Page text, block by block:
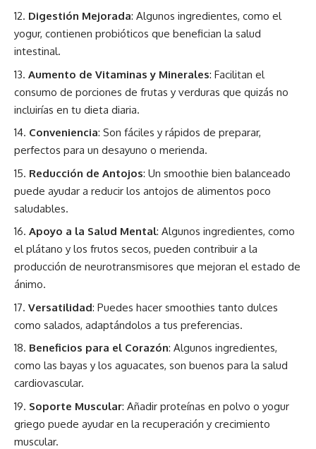
Digestión Mejorada: Algunos ingredientes, como el
yogur, contienen probióticos que benefician la salud
intestinal.
Aumento de Vitaminas y Minerales: Facilitan el
consumo de porciones de frutas y verduras que quizás no
incluirías en tu dieta diaria.
Conveniencia: Son fáciles y rápidos de preparar,
perfectos para un desayuno o merienda.
Reducción de Antojos: Un smoothie bien balanceado
puede ayudar a reducir los antojos de alimentos poco
saludables.
Apoyo a la Salud Mental: Algunos ingredientes, como
el plátano y los frutos secos, pueden contribuir a la
producción de neurotransmisores que mejoran el estado de
ánimo.
Versatilidad: Puedes hacer smoothies tanto dulces
como salados, adaptándolos a tus preferencias.
Beneficios para el Corazón: Algunos ingredientes,
como las bayas y los aguacates, son buenos para la salud
cardiovascular.
Soporte Muscular: Añadir proteínas en polvo o yogur
griego puede ayudar en la recuperación y crecimiento
muscular.